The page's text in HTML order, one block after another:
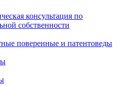
консультация по
собственности
поверенные и патентоведы